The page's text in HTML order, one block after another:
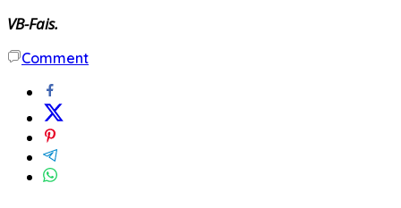
VB-Fais.
Comment